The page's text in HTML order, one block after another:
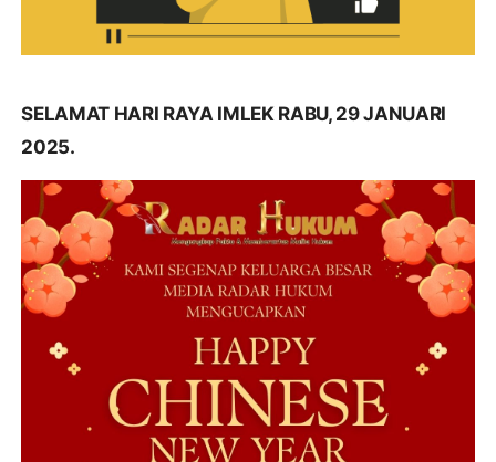
SELAMAT HARI RAYA IMLEK RABU, 29 JANUARI
2025.